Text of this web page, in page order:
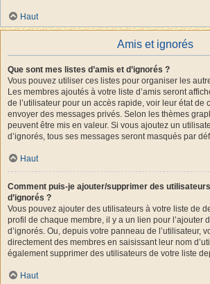
Haut
Amis et ignorés
Que sont mes listes d’amis et d’ignorés ?
Vous pouvez utiliser ces listes pour organiser les
Les membres ajoutés à votre liste d’amis seront
de l’utilisateur pour un accès rapide, voir leur état de
envoyer des messages privés. Selon les thèmes
peuvent être mis en valeur. Si vous ajoutez un
d’ignorés, tous ses messages seront masqués par
Haut
Comment puis-je ajouter/supprimer des
d’ignorés ?
Vous pouvez ajouter des utilisateurs à votre liste de
profil de chaque membre, il y a un lien pour l’ajouter
d’ignorés. Ou, depuis votre panneau de l’utilisateur,
directement des membres en saisissant leur nom
également supprimer des utilisateurs de votre liste
Haut